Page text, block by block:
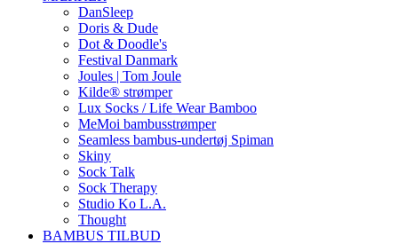
DanSleep
Doris & Dude
Dot & Doodle's
Festival Danmark
Joules | Tom Joule
Kilde® strømper
Lux Socks / Life Wear Bamboo
MeMoi bambusstrømper
Seamless bambus-undertøj Spiman
Skiny
Sock Talk
Sock Therapy
Studio Ko L.A.
Thought
BAMBUS TILBUD